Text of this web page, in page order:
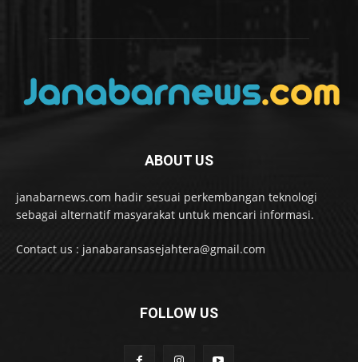
ABOUT US
janabarnews.com hadir sesuai perkembangan teknologi
sebagai alternatif masyarakat untuk mencari informasi.
Contact us : janabaransasejahtera@gmail.com
FOLLOW US